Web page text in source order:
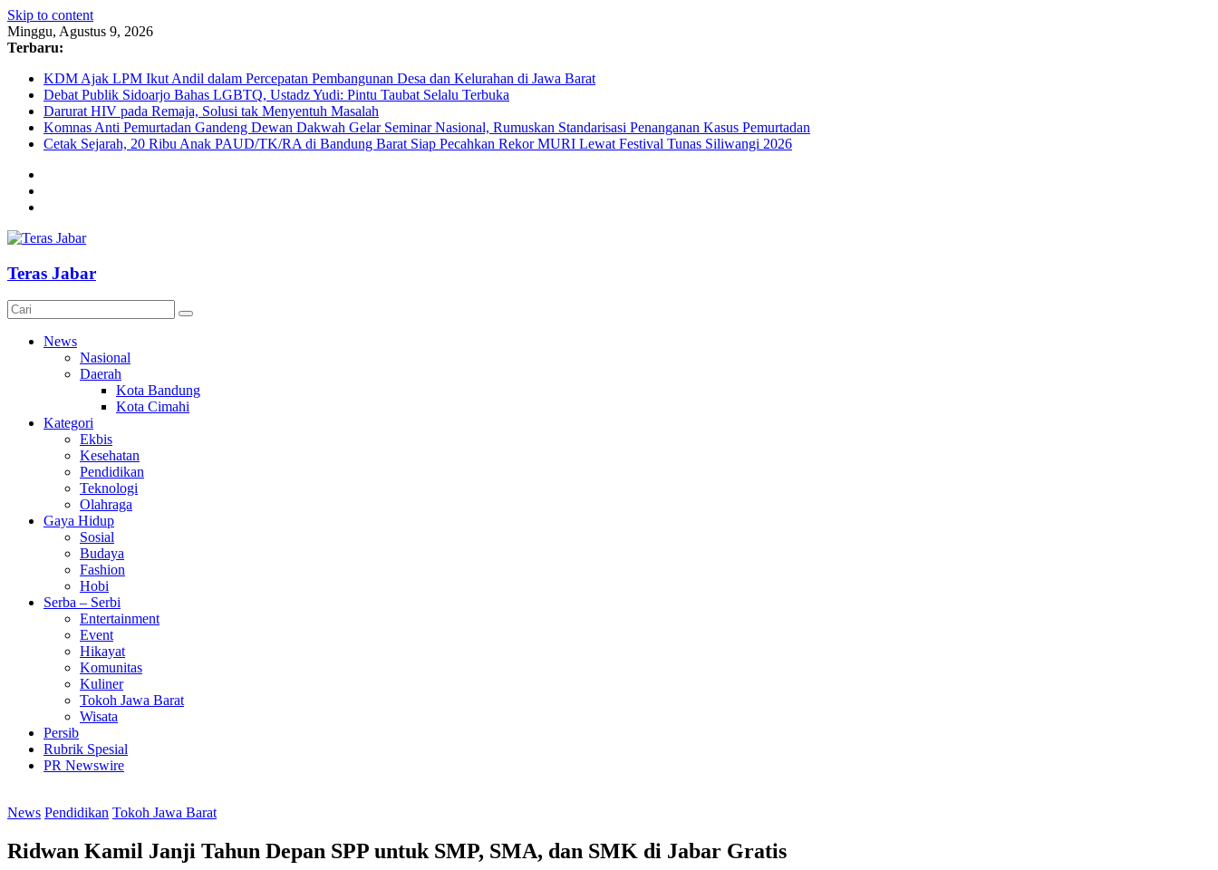
Skip to content
Minggu, Agustus 9, 2026
Terbaru:
KDM Ajak LPM Ikut Andil dalam Percepatan Pembangunan Desa dan Kelurahan di Jawa Barat
Debat Publik Sidoarjo Bahas LGBTQ, Ustadz Yudi: Pintu Taubat Selalu Terbuka
Darurat HIV pada Remaja, Solusi tak Menyentuh Masalah
Komnas Anti Pemurtadan Gandeng Dewan Dakwah Gelar Seminar Nasional, Rumuskan Standarisasi Penanganan Kasus Pemurtadan
Cetak Sejarah, 20 Ribu Anak PAUD/TK/RA di Bandung Barat Siap Pecahkan Rekor MURI Lewat Festival Tunas Siliwangi 2026
Teras Jabar
News
Nasional
Daerah
Kota Bandung
Kota Cimahi
Kategori
Ekbis
Kesehatan
Pendidikan
Teknologi
Olahraga
Gaya Hidup
Sosial
Budaya
Fashion
Hobi
Serba – Serbi
Entertainment
Event
Hikayat
Komunitas
Kuliner
Tokoh Jawa Barat
Wisata
Persib
Rubrik Spesial
PR Newswire
News Pendidikan Tokoh Jawa Barat
Ridwan Kamil Janji Tahun Depan SPP untuk SMP, SMA, dan SMK di Jabar Gratis